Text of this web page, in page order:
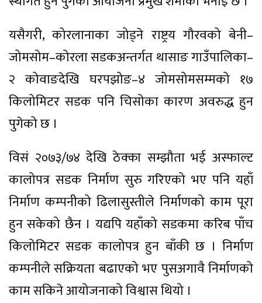
यसैगरी, कोरलानाका जोड्ने राष्ट्रय गौरवको बेनी–
जोमसोम–कोरला सडकअन्तर्गत थासाङ गाउँपालिका–
२ कोवाङदेखि घरपझोङ–४ जोमसोमसम्मको १७
किलोमिटर सडक पनि चिसोका कारण अवरुद्ध हुन
पुगेको छ ।
विसं २०७३/७४ देखि ठेक्का सम्झौता भई अस्फाल्ट
कालोपत्र सडक निर्माण सुरु गरिएको भए पनि यहाँ
निर्माण कम्पनीको ढिलासुस्तीले निर्माणको काम पूरा
हुन सकेको छैन । यद्यपि यहाँको सडकमा करिब पाँच
किलोमिटर सडक कालोपत्र हुन बाँकी छ । निर्माण
कम्पनीले सक्रियता बढाएको भए पुसअगावै निर्माणको
काम सकिने आयोजनाको विश्वास थियो ।